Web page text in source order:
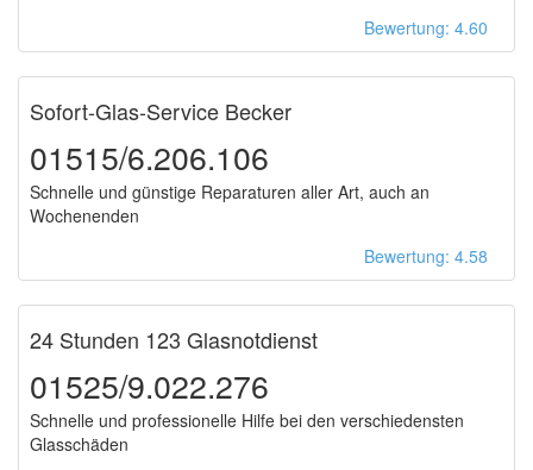
Bewertung: 4.60
Sofort-Glas-Service Becker
01515/6.206.106
Schnelle und günstige Reparaturen aller Art, auch an
Wochenenden
Bewertung: 4.58
24 Stunden 123 Glasnotdienst
01525/9.022.276
Schnelle und professionelle Hilfe bei den verschiedensten
Glasschäden